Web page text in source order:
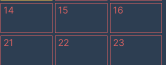
14 15 16
21 22 23